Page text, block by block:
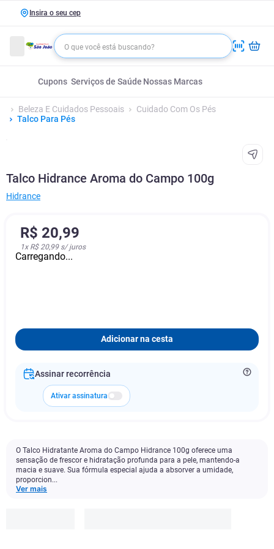
Insira o seu cep
Cupons Serviços de Saúde Nossas Marcas
Beleza E Cuidados Pessoais
Cuidado Com Os Pés
Talco Para Pés
Talco Hidrance Aroma do Campo 100g
Hidrance
R$ 20,99
1x R$ 20,99s/ juros
Carregando...
Adicionar na cesta
Assinar recorrência
Ativar assinatura
O Talco Hidratante Aroma do Campo Hidrance 100g oferece uma
sensação de frescor e hidratação profunda para a pele, mantendo-a
macia e suave. Sua fórmula especial ajuda a absorver a umidade,
proporcion...
Ver mais